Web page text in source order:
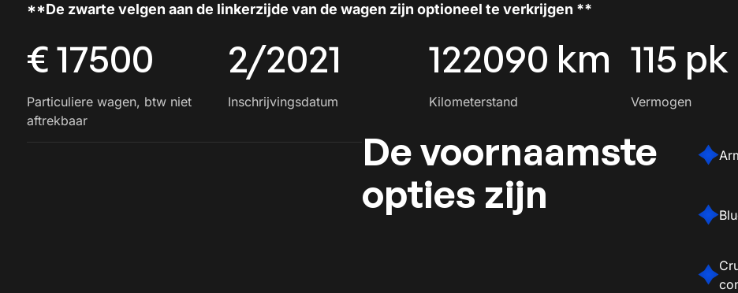
**De zwarte velgen aan de linkerzijde van de wagen zijn optioneel te verkrijgen **
€ 17500
Particuliere wagen, btw niet
aftrekbaar
2/2021
Inschrijvingsdatum
122090 km
Kilometerstand
115 pk
Vermogen
De voornaamste
opties zijn